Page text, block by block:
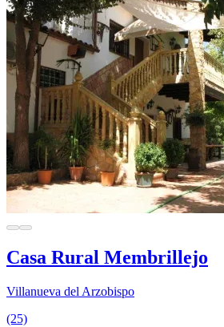
Casa Rural Membrillejo
Villanueva del Arzobispo
(25)